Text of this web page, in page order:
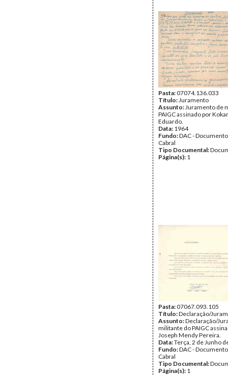
Pasta:07074.136.033
Título:Juramento
Assunto:Juramento de
PAIGC assinado por
Eduardo.
Data: 1964
Fundo:DAC -
Cabral
Tipo Documental:
Página(s): 1
Pasta:07067.093.105
Título:Declaração/
Assunto:Declaração/
militante do PAIGC
Joseph Mendy Pereira.
Data:Terça, 2 de Junho
Fundo:DAC -
Cabral
Tipo Documental:
Página(s): 1